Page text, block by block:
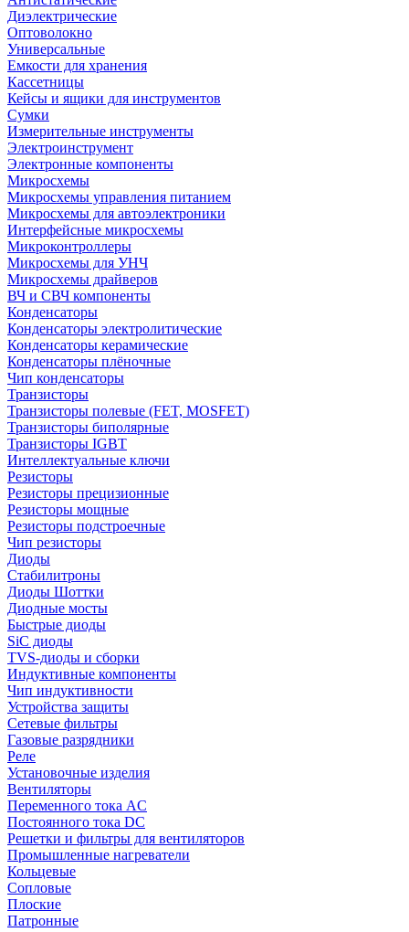
Диэлектрические
Оптоволокно
Универсальные
Емкости для хранения
Кассетницы
Кейсы и ящики для инструментов
Сумки
Измерительные инструменты
Электроинструмент
Электронные компоненты
Микросхемы
Микросхемы управления питанием
Микросхемы для автоэлектроники
Интерфейсные микросхемы
Микроконтроллеры
Микросхемы для УНЧ
Микросхемы драйверов
ВЧ и СВЧ компоненты
Конденсаторы
Конденсаторы электролитические
Конденсаторы керамические
Конденсаторы плёночные
Чип конденсаторы
Транзисторы
Транзисторы полевые (FET, MOSFET)
Транзисторы биполярные
Транзисторы IGBT
Интеллектуальные ключи
Резисторы
Резисторы прецизионные
Резисторы мощные
Резисторы подстроечные
Чип резисторы
Диоды
Стабилитроны
Диоды Шоттки
Диодные мосты
Быстрые диоды
SiC диоды
TVS-диоды и сборки
Индуктивные компоненты
Чип индуктивности
Устройства защиты
Сетевые фильтры
Газовые разрядники
Реле
Установочные изделия
Вентиляторы
Переменного тока AC
Постоянного тока DC
Решетки и фильтры для вентиляторов
Промышленные нагреватели
Кольцевые
Сопловые
Плоские
Патронные